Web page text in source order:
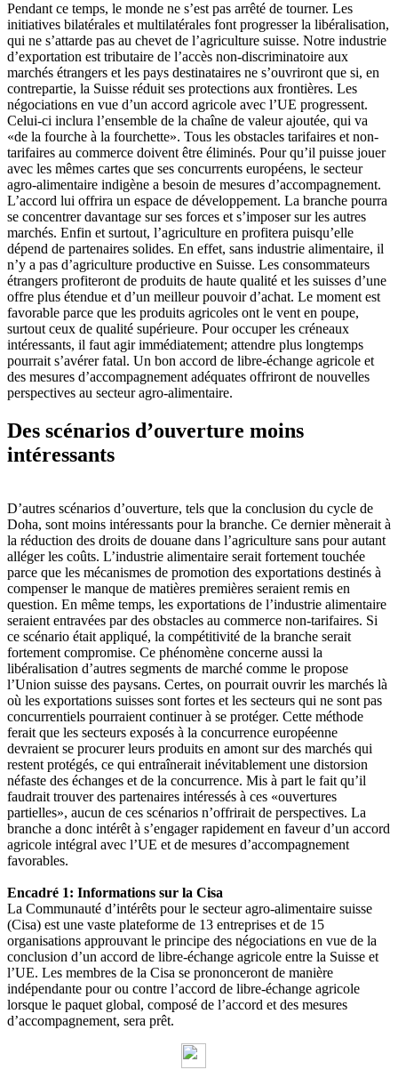
Pendant ce temps, le monde ne s’est pas arrêté de tourner. Les
initiatives bilatérales et multilatérales font progresser la libéralisation,
qui ne s’attarde pas au chevet de l’agriculture suisse. Notre industrie
d’exportation est tributaire de l’accès non-discriminatoire aux
marchés étrangers et les pays destinataires ne s’ouvriront que si, en
contrepartie, la Suisse réduit ses protections aux frontières. Les
négociations en vue d’un accord agricole avec l’UE progressent.
Celui-ci inclura l’ensemble de la chaîne de valeur ajoutée, qui va
«de la fourche à la fourchette». Tous les obstacles tarifaires et non-
tarifaires au commerce doivent être éliminés. Pour qu’il puisse jouer
avec les mêmes cartes que ses concurrents européens, le secteur
agro-alimentaire indigène a besoin de mesures d’accompagnement.
L’accord lui offrira un espace de développement. La branche pourra
se concentrer davantage sur ses forces et s’imposer sur les autres
marchés. Enfin et surtout, l’agriculture en profitera puisqu’elle
dépend de partenaires solides. En effet, sans industrie alimentaire, il
n’y a pas d’agriculture productive en Suisse. Les consommateurs
étrangers profiteront de produits de haute qualité et les suisses d’une
offre plus étendue et d’un meilleur pouvoir d’achat. Le moment est
favorable parce que les produits agricoles ont le vent en poupe,
surtout ceux de qualité supérieure. Pour occuper les créneaux
intéressants, il faut agir immédiatement; attendre plus longtemps
pourrait s’avérer fatal. Un bon accord de libre-échange agricole et
des mesures d’accompagnement adéquates offriront de nouvelles
perspectives au secteur agro-alimentaire.
Des scénarios d’ouverture moins
intéressants
D’autres scénarios d’ouverture, tels que la conclusion du cycle de
Doha, sont moins intéressants pour la branche. Ce dernier mènerait à
la réduction des droits de douane dans l’agriculture sans pour autant
alléger les coûts. L’industrie alimentaire serait fortement touchée
parce que les mécanismes de promotion des exportations destinés à
compenser le manque de matières premières seraient remis en
question. En même temps, les exportations de l’industrie alimentaire
seraient entravées par des obstacles au commerce non-tarifaires. Si
ce scénario était appliqué, la compétitivité de la branche serait
fortement compromise. Ce phénomène concerne aussi la
libéralisation d’autres segments de marché comme le propose
l’Union suisse des paysans. Certes, on pourrait ouvrir les marchés là
où les exportations suisses sont fortes et les secteurs qui ne sont pas
concurrentiels pourraient continuer à se protéger. Cette méthode
ferait que les secteurs exposés à la concurrence européenne
devraient se procurer leurs produits en amont sur des marchés qui
restent protégés, ce qui entraînerait inévitablement une distorsion
néfaste des échanges et de la concurrence. Mis à part le fait qu’il
faudrait trouver des partenaires intéressés à ces «ouvertures
partielles», aucun de ces scénarios n’offrirait de perspectives. La
branche a donc intérêt à s’engager rapidement en faveur d’un accord
agricole intégral avec l’UE et de mesures d’accompagnement
favorables.
Encadré 1: Informations sur la Cisa
La Communauté d’intérêts pour le secteur agro-alimentaire suisse
(Cisa) est une vaste plateforme de 13 entreprises et de 15
organisations approuvant le principe des négociations en vue de la
conclusion d’un accord de libre-échange agricole entre la Suisse et
l’UE. Les membres de la Cisa se prononceront de manière
indépendante pour ou contre l’accord de libre-échange agricole
lorsque le paquet global, composé de l’accord et des mesures
d’accompagnement, sera prêt.